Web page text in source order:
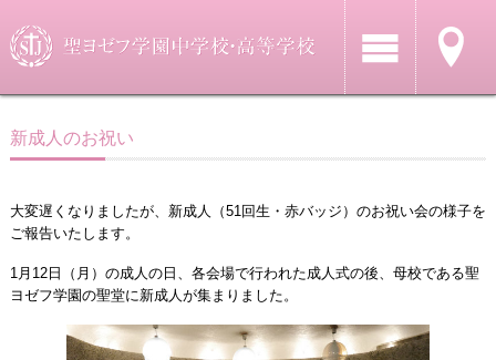
新成人のお祝い
大変遅くなりましたが、新成人（51回生・赤バッジ）のお祝い会の様子を
ご報告いたします。
1月12日（月）の成人の日、各会場で行われた成人式の後、母校である聖
ヨゼフ学園の聖堂に新成人が集まりました。